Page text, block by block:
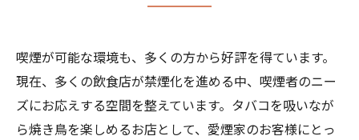
喫煙が可能な環境も、多くの方から好評を得ています。
現在、多くの飲食店が禁煙化を進める中、喫煙者のニー
ズにお応えする空間を整えています。タバコを吸いなが
ら焼き鳥を楽しめるお店として、愛煙家のお客様にとっ